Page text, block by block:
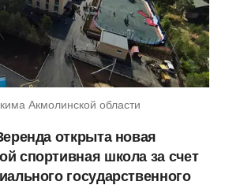
Акмолинской области
открыта новая
спортивная школа за счет
государственного